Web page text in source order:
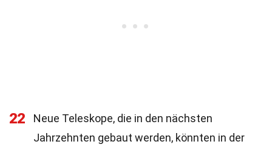
22
Neue Teleskope, die in den nächsten
Jahrzehnten gebaut werden, könnten in der